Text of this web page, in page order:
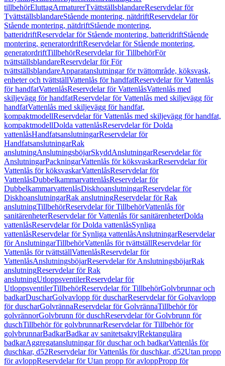
tillbehörEluttagArmaturerTvättställsblandareReservdelar för
TvättställsblandareStående montering, nätdriftReservdelar för
Stående montering, nätdriftStående montering,
batteridriftReservdelar för Stående montering, batteridriftStående
montering, generatordriftReservdelar för Stående montering,
generatordriftTillbehörReservdelar för TillbehörFör
tvättställsblandareReservdelar för För
tvättställsblandareApparatanslutningar för tvättområde, köksvask,
enheter och tvättställVattenlås för handfatReservdelar för Vattenlås
för handfatVattenlåsReservdelar för VattenlåsVattenlås med
skiljevägg för handfatReservdelar för Vattenlås med skiljevägg för
handfatVattenlås med skiljevägg för handfat,
kompaktmodellReservdelar för Vattenlås med skiljevägg för handfat,
kompaktmodellDolda vattenlåsReservdelar för Dolda
vattenlåsHandfatsanslutningarReservdelar för
HandfatsanslutningarRak
anslutningAnslutningsböjarSkyddAnslutningarReservdelar för
AnslutningarPackningarVattenlås för köksvaskarReservdelar för
Vattenlås för köksvaskarVattenlåsReservdelar för
VattenlåsDubbelkammarvattenlåsReservdelar för
DubbelkammarvattenlåsDiskhoanslutningarReservdelar för
DiskhoanslutningarRak anslutningReservdelar för Rak
anslutningTillbehörReservdelar för TillbehörVattenlås för
sanitärenheterReservdelar för Vattenlås för sanitärenheterDolda
vattenlåsReservdelar för Dolda vattenlåsSynliga
vattenlåsReservdelar för Synliga vattenlåsAnslutningarReservdelar
för AnslutningarTillbehörVattenlås för tvättställReservdelar för
Vattenlås för tvättställVattenlåsReservdelar för
VattenlåsAnslutningsböjarReservdelar för AnslutningsböjarRak
anslutningReservdelar för Rak
anslutningUtloppsventilerReservdelar för
UtloppsventilerTillbehörReservdelar för TillbehörGolvbrunnar och
badkarDuscharGolvavlopp för duscharReservdelar för Golvavlopp
för duscharGolvrännaReservdelar för GolvrännaTillbehör för
golvrännorGolvbrunn för duschReservdelar för Golvbrunn för
duschTillbehör för golvbrunnarReservdelar för Tillbehör för
golvbrunnarBadkarBadkar av sanitetsakrylRektangulära
badkarAggregatanslutningar för duschar och badkarVattenlås för
duschkar, d52Reservdelar för Vattenlås för duschkar, d52Utan propp
för avloppReservdelar för Utan propp för avloppPropp för